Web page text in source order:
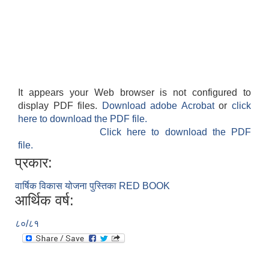
It appears your Web browser is not configured to
display PDF files.
Download adobe Acrobatorclick
here to download the PDF file.
Click here to download the PDF
file.
प्रकार:
वार्षिक विकास योजना पुस्तिका RED BOOK
आर्थिक वर्ष:
८०/८१